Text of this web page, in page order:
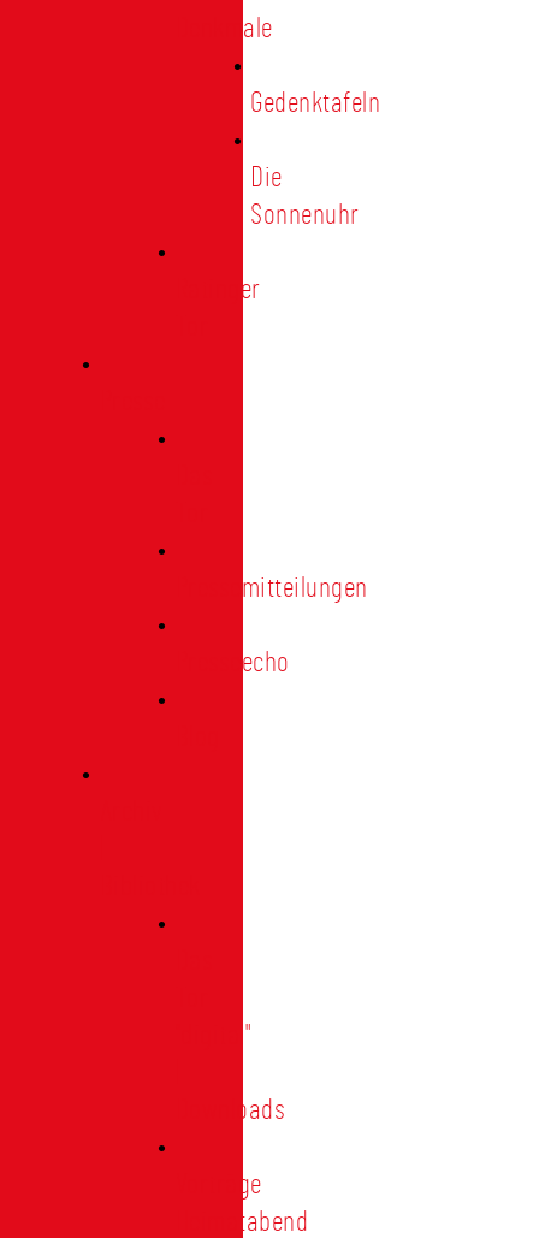
Denkmale
Gedenktafeln
Die
Sonnenuhr
Ratinger
Pressemitteilungen
Presseecho
"digital"
Downloads
Vorträge
Heimatabend